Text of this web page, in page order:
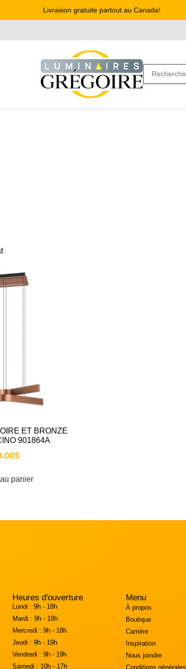
Livraison gratuite partout au Canada!
ET BRONZE
901864A
$
panier
Heures d'ouverture
Lundi : 9h - 18h
Mardi : 9h - 18h
Mercredi : 9h - 18h
Jeudi : 9h - 19h
Vendredi : 9h - 19h
Samedi : 10h - 17h
Menu
À propos
Boutique
Carrière
Inspiration
Nous joindre
Conditions générales